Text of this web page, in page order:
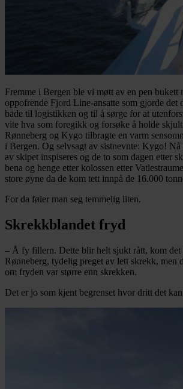
Fremme i Bergen ble vi møtt av en pen
oppofrende Fjord Line-ansatte som gjorde det
både til logistikken og til å sørge for at
vite hva som foregikk og forsøke å holde
Rønneberg og Kygo tilbragte en varm
i Bergen. Og selvsagt av sistnevnte: Kygo!
av skipet inspiseres og de to som dagen etter
bena og henge etter kolossen etter
store øyne da de kom tett innpå de 16.000
For da føler man seg temmelig liten.
Skrekkblandet fryd
– Å fy fillern. Dette blir helt sjukt rått, kom det
Rønneberg, tydelig preget av lett skrekk, men
om fryden var større enn skrekken.
Det er jo som kjent begrenset hvor dritt det